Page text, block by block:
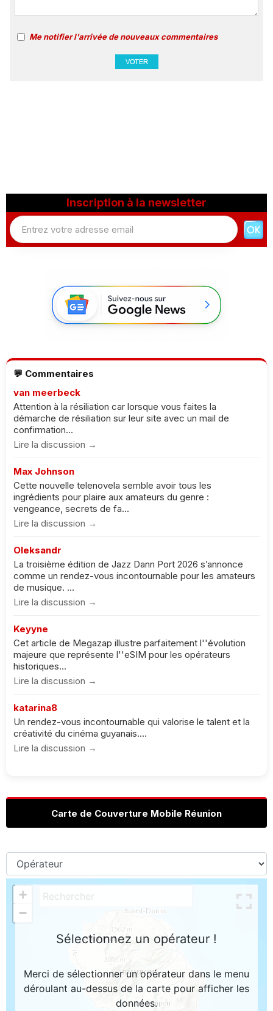
Me notifier l'arrivée de nouveaux commentaires
Inscription à la newsletter
💬 Commentaires
van meerbeck
Attention à la résiliation car lorsque vous faites la
démarche de résiliation sur leur site avec un mail de
confirmation...
Lire la discussion →
Max Johnson
Cette nouvelle telenovela semble avoir tous les
ingrédients pour plaire aux amateurs du genre :
vengeance, secrets de fa...
Lire la discussion →
Oleksandr
La troisième édition de Jazz Dann Port 2026 s’annonce
comme un rendez-vous incontournable pour les amateurs
de musique. ...
Lire la discussion →
Keyyne
Cet article de Megazap illustre parfaitement l''évolution
majeure que représente l''eSIM pour les opérateurs
historiques...
Lire la discussion →
katarina8
Un rendez-vous incontournable qui valorise le talent et la
créativité du cinéma guyanais....
Lire la discussion →
Carte de Couverture Mobile Réunion